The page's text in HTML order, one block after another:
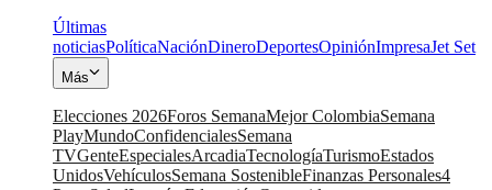
Últimas
noticiasPolíticaNaciónDineroDeportesOpiniónImpresaJet Set
Más
Elecciones 2026Foros SemanaMejor ColombiaSemana
PlayMundoConfidencialesSemana
TVGenteEspecialesArcadiaTecnologíaTurismoEstados
UnidosVehículosSemana SostenibleFinanzas Personales4